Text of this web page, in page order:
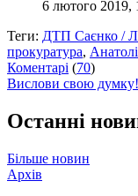
6 лютого 2019,
Теги: ДТП Саєнко /
прокуратура,
Коментарі (70)
Вислови свою думку!
Останні
Більше новин
Архів